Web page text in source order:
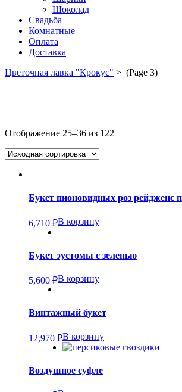
Шоколад
Свадьба
Комнатные
Оплата
Доставка
Цветочная лавка "Крокус" > (Page 3)
Отображение 25–36 из 122
Букет пионовидных роз рейдженс
6,710 ₽В корзину
Букет эустомы с зеленью
5,600 ₽В корзину
Винтажный букет
12,970 ₽В корзину
Воздушное суфле